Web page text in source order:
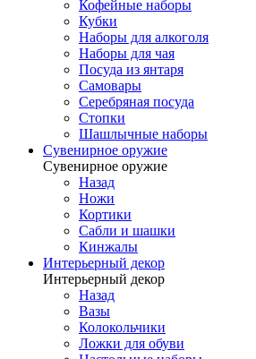
Кофейные наборы
Кубки
Наборы для алкоголя
Наборы для чая
Посуда из янтаря
Самовары
Серебряная посуда
Стопки
Шашлычные наборы
Сувенирное оружие
Сувенирное оружие
Назад
Ножи
Кортики
Сабли и шашки
Кинжалы
Интерьерный декор
Интерьерный декор
Назад
Вазы
Колокольчики
Ложки для обуви